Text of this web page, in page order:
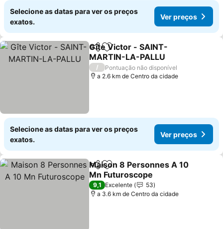
Selecione as datas para ver os preços
exatos.
Ver preços
PartilharAdicionar aos favoritos
Gîte Victor - SAINT-
MARTIN-LA-PALLU
Ver preços
/
Pontuação não disponível
a 2.6 km de Centro da cidade
Selecione as datas para ver os preços
exatos.
Ver preços
PartilharAdicionar aos favoritos
Maison 8 Personnes A 10
Mn Futuroscope
Ver preços
9,1 Excelente
53
a 3.6 km de Centro da cidade